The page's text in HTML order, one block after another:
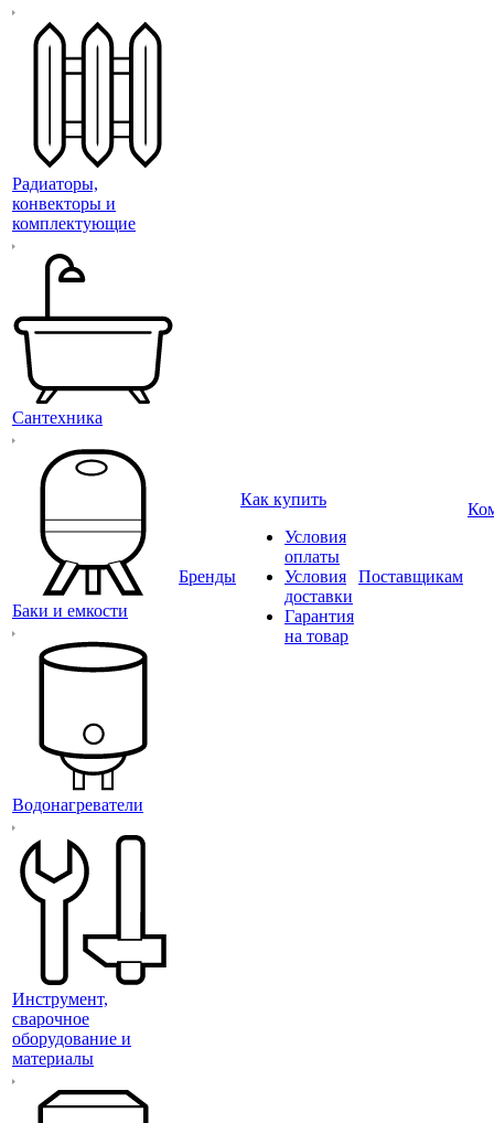
Радиаторы,
конвекторы и
комплектующие
Сантехника
Баки и емкости
Водонагреватели
Инструмент,
сварочное
оборудование и
материалы
Бренды
Как купить
Условия
оплаты
Условия
доставки
Гарантия
на товар
Поставщикам